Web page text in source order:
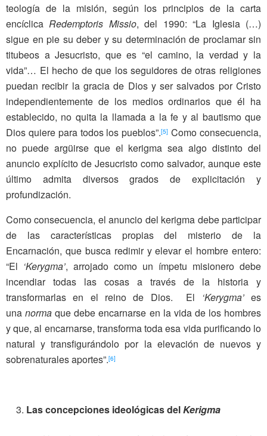
teología de la misión, según los principios de la carta
encíclicaRedemptoris Missio, del 1990: “La Iglesia (…)
sigue en pie su deber y su determinación de proclamar sin
titubeos a Jesucristo, que es “el camino, la verdad y la
vida”… El hecho de que los seguidores de otras religiones
puedan recibir la gracia de Dios y ser salvados por Cristo
independientemente de los medios ordinarios que él ha
establecido, no quita la llamada a la fe y al bautismo que
Dios quiere para todos los pueblos”.[5] Como consecuencia,
no puede argüirse que el kerigma sea algo distinto del
anuncio explícito de Jesucristo como salvador, aunque este
último admita diversos grados de explicitación y
profundización.
Como consecuencia, el anuncio del kerigma debe participar
de las características propias del misterio de la
Encarnación, que busca redimir y elevar el hombre entero:
“El ‘Kerygma’, arrojado como un ímpetu misionero debe
incendiar todas las cosas a través de la historia y
transformarlas en el reino de Dios. El
‘Kerygma’es
unanormaque debe encarnarse en la vida de los hombres
y que, al encarnarse, transforma toda esa vida purificando lo
natural y transfigurándolo por la elevación de nuevos y
sobrenaturales aportes”.[6]
Las concepciones ideológicas delKerigma